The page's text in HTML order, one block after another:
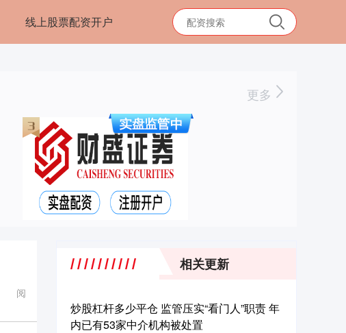
线上股票配资开户
更多
阅
相关更新
炒股杠杆多少平仓 监管压实“看门人”职责 年
内已有53家中介机构被处置